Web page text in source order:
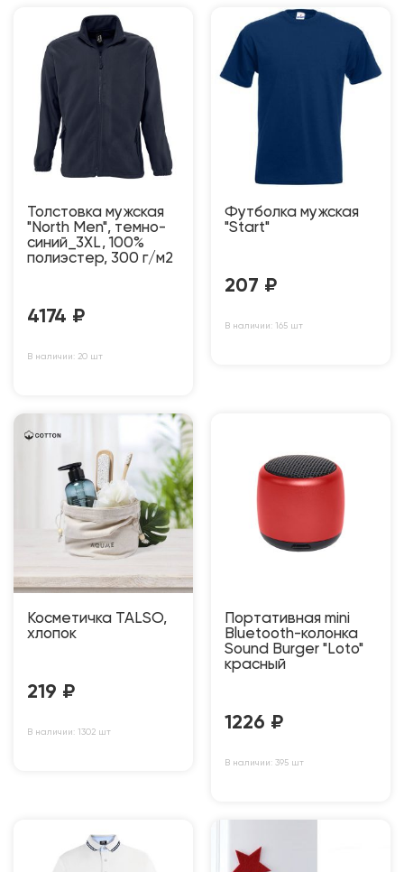
Толстовка мужская
"North Men", темно-
синий_3XL, 100%
полиэстер, 300 г/м2
4174 ₽
В наличии: 20 шт
Футболка мужская
"Start"
207 ₽
В наличии: 165 шт
Косметичка TALSO,
хлопок
219 ₽
В наличии: 1302 шт
Портативная mini
Bluetooth-колонка
Sound Burger "Loto"
красный
1226 ₽
В наличии: 395 шт